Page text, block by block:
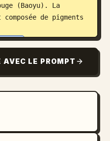
(Baoyu). La
de pigments
. --ar 16:9
AVEC LE PROMPT